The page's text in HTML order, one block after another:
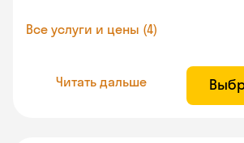
Все услуги и цены (4)
Читать дальше